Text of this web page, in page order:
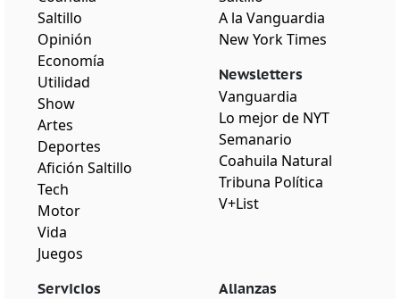
Saltillo
Opinión
Economía
Utilidad
Show
Artes
Deportes
Afición Saltillo
Tech
Motor
Vida
Juegos
A la Vanguardia
New York Times
Newsletters
Vanguardia
Lo mejor de NYT
Semanario
Coahuila Natural
Tribuna Política
V+List
Servicios Alianzas